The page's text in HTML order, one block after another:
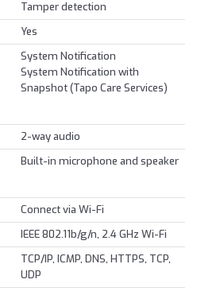
Tamper detection
Yes
System Notification
System Notification with
Snapshot (Tapo Care Services)
2-way audio
Built-in microphone and speaker
Connect via Wi-Fi
IEEE 802.11b/g/n, 2.4 GHz Wi-Fi
TCP/IP, ICMP, DNS, HTTPS, TCP,
UDP